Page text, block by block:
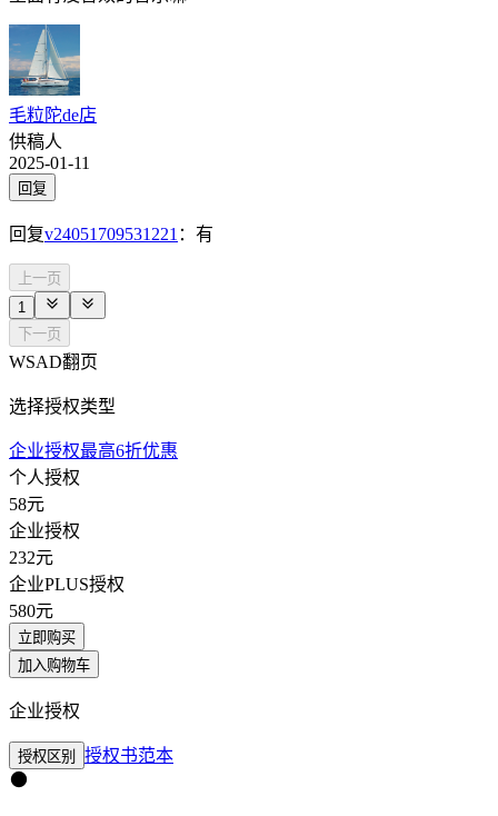
毛粒陀de店
供稿人
2025-01-11
回复
回复v24051709531221 ： 有
上一页
1
下一页
WSAD翻页
选择授权类型
企业授权最高6折优惠
个人授权
58元
企业授权
232元
企业PLUS授权
580元
立即购买
加入购物车
企业授权
授权区别 授权书范本